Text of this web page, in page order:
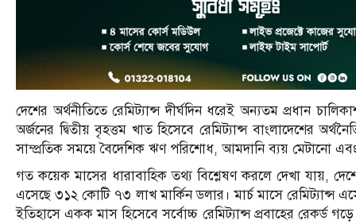
দেশের অর্থনীতিতে রেমিট্যান্স দীর্ঘদিন ধরেই অন্যতম প্রধান
অর্জনের দ্বিতীয় বৃহত্তম খাত হিসেবে রেমিট্যান্স বাংলাদেশের
সাম্প্রতিক সময়ে বৈদেশিক ঋণ পরিশোধ, আমদানি ব্যয় মেটানো
গত কয়েক মাসের ধারাবাহিক তথ্য বিশ্লেষণ করলে দেখা যায়,
এসেছে ৩১২ কোটি ৭৩ লাখ মার্কিন ডলার। মার্চ মাসে রেমিট্যান্স
ইতিহাসে একক মাস হিসেবে সর্বোচ্চ রেমিট্যান্স প্রবাহের